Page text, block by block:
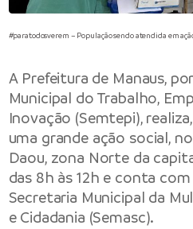
#paratodosverem – População sendo atendida em
A Prefeitura de Manaus,
Municipal do Trabalho,
Inovação (Semtepi),
uma grande ação social,
Daou, zona Norte da
das 8h às 12h e conta
Secretaria Municipal da
e Cidadania (Semasc).